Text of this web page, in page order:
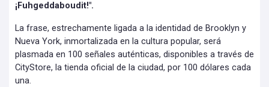
¡Fuhgeddaboudit!".
La frase, estrechamente ligada a la identidad de Brooklyn y
Nueva York, inmortalizada en la cultura popular, será
plasmada en 100 señales auténticas, disponibles a través de
CityStore, la tienda oficial de la ciudad, por 100 dólares cada
una.